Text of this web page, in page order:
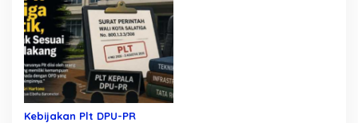
Kebijakan Plt DPU-PR